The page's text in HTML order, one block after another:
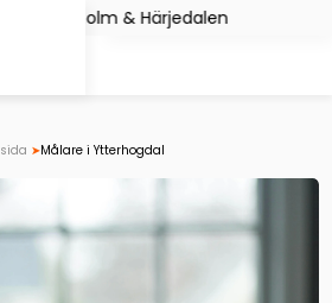
& Härjedalen Du
➤Målare i Ytterhogdal